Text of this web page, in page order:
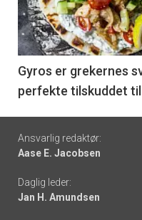
nå
-
6
Gyros er grekernes
perfekte tilskuddet
Footer
-
links
Ansvarlig redaktør:
Aase E. Jacobsen
Daglig leder:
Jan H. Amundsen